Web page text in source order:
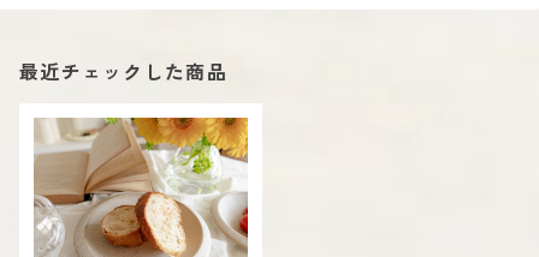
最近チェックした商品